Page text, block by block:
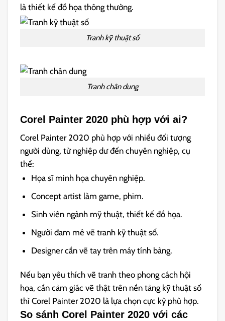
là thiết kế đồ họa thông thường.
Tranh kỹ thuật số
Tranh chân dung
Corel Painter 2020 phù hợp với ai?
Corel Painter 2020 phù hợp với nhiều đối tượng
người dùng, từ nghiệp dư đến chuyên nghiệp, cụ
thể:
Họa sĩ minh họa chuyên nghiệp.
Concept artist làm game, phim.
Sinh viên ngành mỹ thuật, thiết kế đồ họa.
Người đam mê vẽ tranh kỹ thuật số.
Designer cần vẽ tay trên máy tính bảng.
Nếu bạn yêu thích vẽ tranh theo phong cách hội
họa, cần cảm giác vẽ thật trên nền tảng kỹ thuật số
thì Corel Painter 2020 là lựa chọn cực kỳ phù hợp.
So sánh Corel Painter 2020 với các